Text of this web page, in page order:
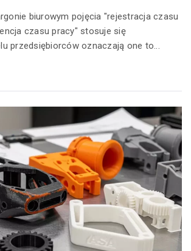
biurowym pojęcia "rejestracja czasu
czasu pracy" stosuje się
przedsiębiorców oznaczają one to...